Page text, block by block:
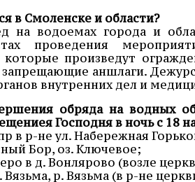
в Смоленске и области?
на водоемах города и
проведения
произведут
аншлаги.
внутренних дел и
обряда на водных
Господня в ночь с 18
в р-не ул. Набережная
Бор, оз. Ключевое;
в д. Вонлярово (возле
Вязьма, р. Вязьма (в р-не